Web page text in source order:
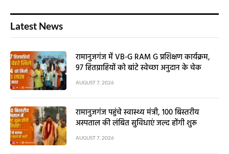
Latest News
रामानुजगंज में VB-G RAM G प्रशिक्षण कार्यक्रम,
97 हितग्राहियों को बांटे स्वेच्छा अनुदान के चेक
AUGUST 7, 2026
रामानुजगंज पहुंचे स्वास्थ्य मंत्री, 100 बिस्तरीय
अस्पताल की लंबित सुविधाएं जल्द होंगी शुरू
AUGUST 7, 2026